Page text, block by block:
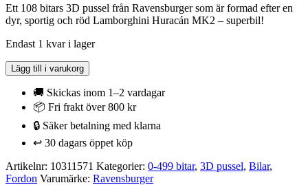
Ett 108 bitars 3D pussel från Ravensburger som är formad efter en
dyr, sportig och röd Lamborghini Huracán MK2 – superbil!
Endast 1 kvar i lager
3D
Pussel
Lamborghini
Huracán
MK2
Röd
Bitar
mängd
Lägg till i varukorg
🚚 Skickas inom 1–2 vardagar
📦 Fri frakt över 800 kr
🔒 Säker betalning med klarna
↩️ 30 dagars öppet köp
Artikelnr: 10311571 Kategorier: 0-499 bitar, 3D pussel, Bilar,
Fordon Varumärke: Ravensburger